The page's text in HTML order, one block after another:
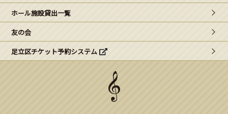
こどもみーてぃんぐ
Gがくえん
ブランドからのお知らせ
ホール施設貸出一覧
友の会
足立区チケット予約システム